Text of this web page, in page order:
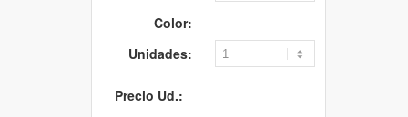
Color:
Unidades:
Precio Ud.: